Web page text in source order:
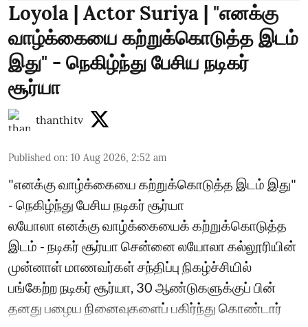
Loyola | Actor Suriya | "எனக்கு
வாழ்க்கையை கற்றுக்கொடுத்த இடம்
இது" - நெகிழ்ந்து பேசிய நடிகர்
சூர்யா
thanthitv
Published on: 10 Aug 2026, 2:52 am
"எனக்கு வாழ்க்கையை கற்றுக்கொடுத்த இடம் இது"
- நெகிழ்ந்து பேசிய நடிகர் சூர்யா
லயோலா எனக்கு வாழ்க்கையைக் கற்றுக்கொடுத்த
இடம் - நடிகர் சூர்யா சென்னை லயோலா கல்லூரியின்
முன்னாள் மாணவர்கள் சந்திப்பு நிகழ்ச்சியில்
பங்கேற்ற நடிகர் சூர்யா, 30 ஆண்டுகளுக்குப் பின்
தனது பழைய நினைவுகளைப் பகிர்ந்து கொண்டார்